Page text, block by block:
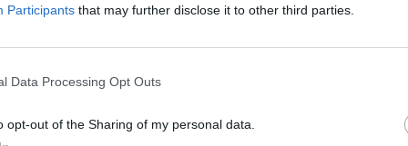
Participants that may further disclose it to other third parties.
Data Processing Opt Outs
opt-out of the Sharing of my personal data.
della Roma avrebbe telefonatola proprietà americana
"La Roma, pur di chiudere in fretta la vicenda,
il mercato", si legge. La chiamata avrebbe avuto
tra oggi e domani si potrebbe arrivare alla fumata